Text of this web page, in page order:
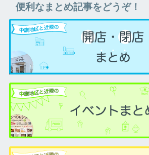
便利なまとめ記事をどうぞ！